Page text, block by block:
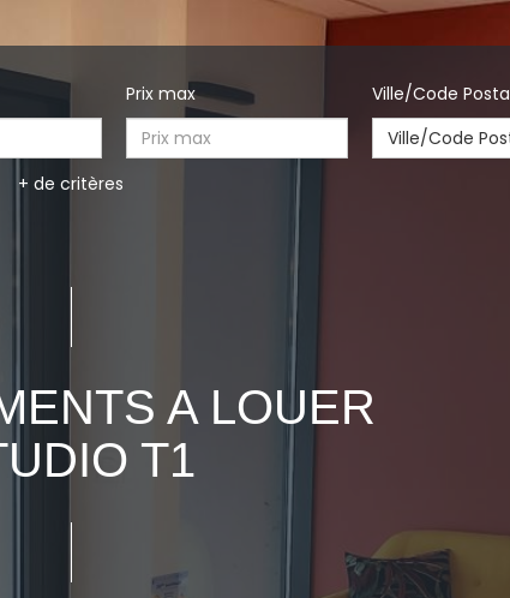
Prix max
Ville/Code
Ville/Code
+ de critères
A LOUER
T1